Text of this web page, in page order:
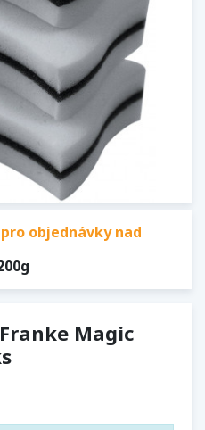
objednávky nad
Magic